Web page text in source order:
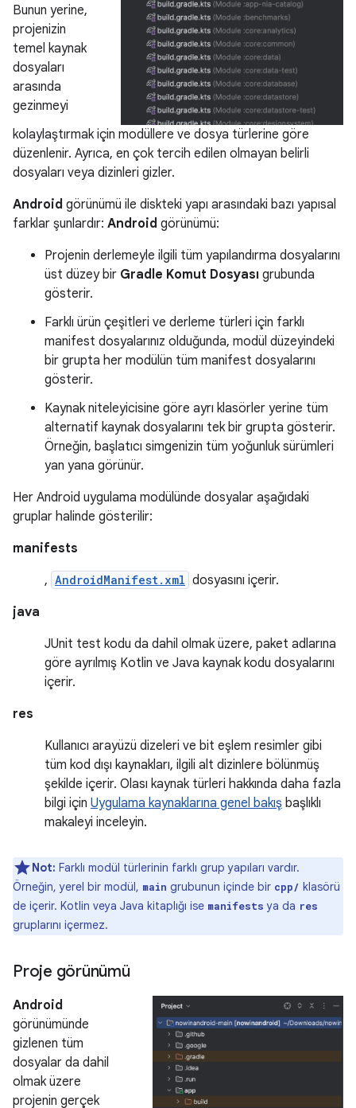
Bunun yerine,
projenizin
temel kaynak
dosyaları
arasında
gezinmeyi
kolaylaştırmak için modüllere ve dosya türlerine göre
düzenlenir. Ayrıca, en çok tercih edilen olmayan belirli
dosyaları veya dizinleri gizler.
Android görünümü ile diskteki yapı arasındaki bazı yapısal
farklar şunlardır: Android görünümü:
Projenin derlemeyle ilgili tüm yapılandırma dosyalarını
üst düzey bir Gradle Komut Dosyası grubunda
gösterir.
Farklı ürün çeşitleri ve derleme türleri için farklı
manifest dosyalarınız olduğunda, modül düzeyindeki
bir grupta her modülün tüm manifest dosyalarını
gösterir.
Kaynak niteleyicisine göre ayrı klasörler yerine tüm
alternatif kaynak dosyalarını tek bir grupta gösterir.
Örneğin, başlatıcı simgenizin tüm yoğunluk sürümleri
yan yana görünür.
Her Android uygulama modülünde dosyalar aşağıdaki
gruplar halinde gösterilir:
manifests
, AndroidManifest.xml dosyasını içerir.
java
JUnit test kodu da dahil olmak üzere, paket adlarına
göre ayrılmış Kotlin ve Java kaynak kodu dosyalarını
içerir.
res
Kullanıcı arayüzü dizeleri ve bit eşlem resimler gibi
tüm kod dışı kaynakları, ilgili alt dizinlere bölünmüş
şekilde içerir. Olası kaynak türleri hakkında daha fazla
bilgi için Uygulama kaynaklarına genel bakış başlıklı
makaleyi inceleyin.
Not: Farklı modül türlerinin farklı grup yapıları vardır.
Örneğin, yerel bir modül, main grubunun içinde bir cpp/ klasörü
de içerir. Kotlin veya Java kitaplığı ise manifests ya da res
gruplarını içermez.
Proje görünümü
Android
görünümünde
gizlenen tüm
dosyalar da dahil
olmak üzere
projenin gerçek